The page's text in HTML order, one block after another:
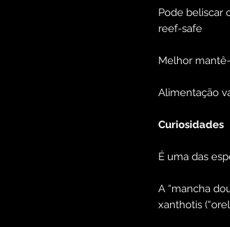
Pode beliscar
reef-safe
Melhor
Alimentação
Curiosidades
É uma das
A “mancha
xanthotis